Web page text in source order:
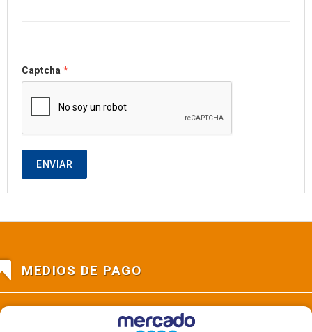
Captcha *
ENVIAR
MEDIOS DE PAGO